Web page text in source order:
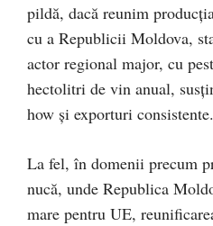
pildă, dacă reunim
cu a Republicii Moldova,
actor regional major, cu
hectolitri de vin anual,
how și exporturi consistente.
La fel, în domenii precum
nucă, unde Republica
mare pentru UE,